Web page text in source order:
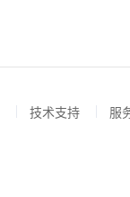
技术支持 服